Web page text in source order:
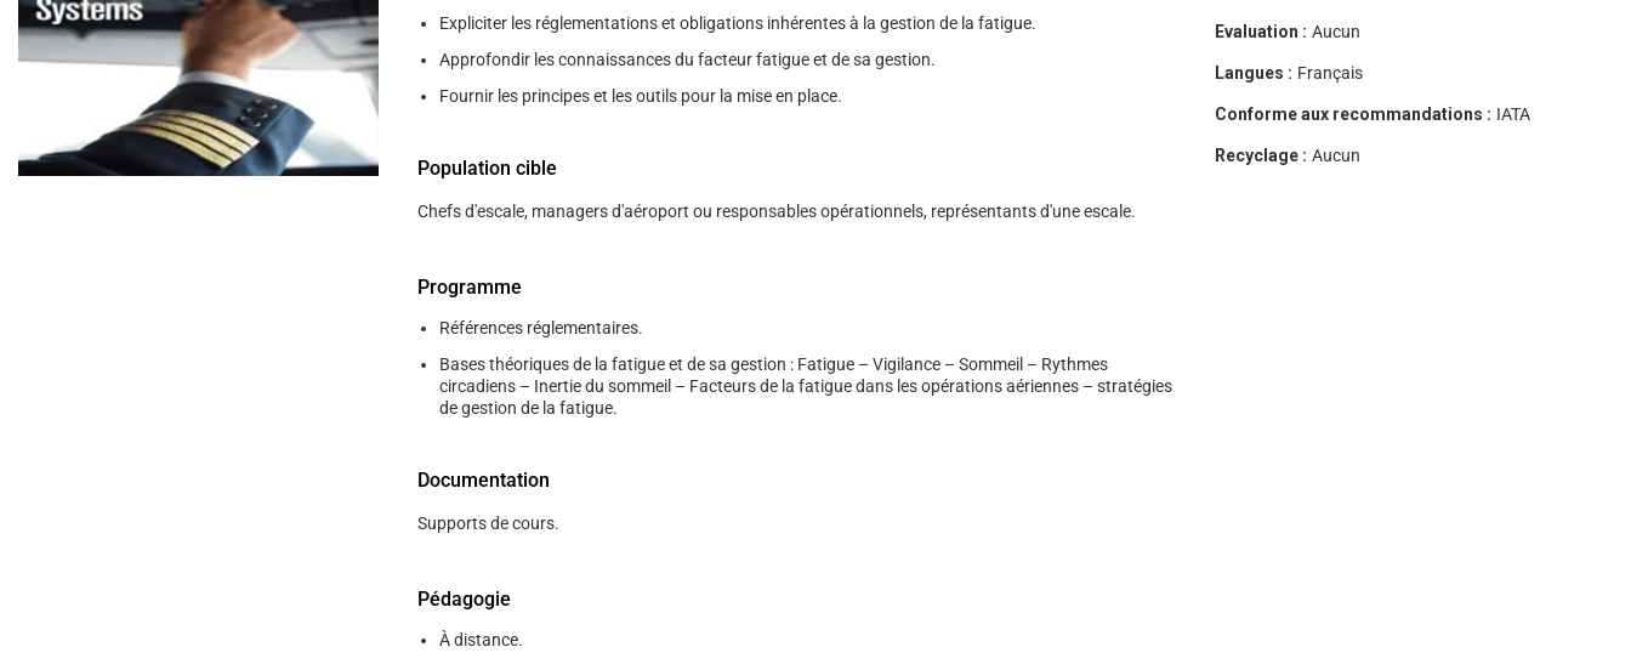
help
you
navigate
and
content.
Expliciter les réglementations et obligations inhérentes à la gestion de la fatigue.
Approfondir les connaissances du facteur fatigue et de sa gestion.
Fournir les principes et les outils pour la mise en place.
Population cible
Chefs d'escale, managers d'aéroport ou responsables opérationnels, représentants d'une escale.
Programme
Références réglementaires.
Bases théoriques de la fatigue et de sa gestion : Fatigue – Vigilance – Sommeil – Rythmes
circadiens – Inertie du sommeil – Facteurs de la fatigue dans les opérations aériennes – stratégies
de gestion de la fatigue.
Documentation
Supports de cours.
Pédagogie
À distance.
Evaluation : Aucun
Langues : Français
Conforme aux recommandations : IATA
Recyclage : Aucun